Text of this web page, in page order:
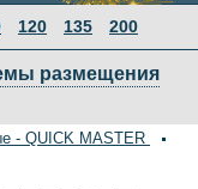
120 135 200
размещения
- QUICK MASTER